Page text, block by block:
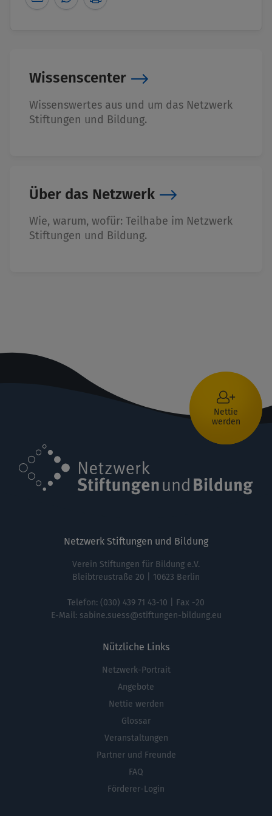
Wissenscenter
Wissenswertes aus und um das Netzwerk
Stiftungen und Bildung.
Über das Netzwerk
Wie, warum, wofür: Teilhabe im Netzwerk
Stiftungen und Bildung.
Nettie
werden
Netzwerk Stiftungen und Bildung
Verein Stiftungen für Bildung e.V.
Bleibtreustraße 20 | 10623 Berlin
Telefon: (030) 439 71 43-10 | Fax -20
E-Mail: sabine.suess@stiftungen-bildung.eu
Nützliche Links
Fußbereichsmenü
Netzwerk-Portrait
Angebote
Nettie werden
Glossar
Veranstaltungen
Partner und Freunde
FAQ
Förderer-Login